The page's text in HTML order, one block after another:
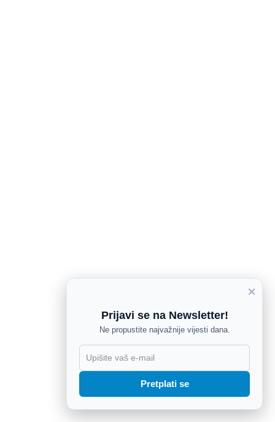
×
Prijavi se na Newsletter!
Ne propustite najvažnije vijesti dana.
Pretplati se